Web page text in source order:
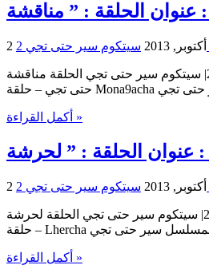
2 أكتوبر, 2013
سيتكوم سير حتى تجي | الحلقة مناقشة للمسلسل سير حتى تجي 2| سيتكوم سير حتى تجي الحلقة مناقشة Sitcom Sir Hta Tji | Sitcom Sir Hta Tji : Mona9acha | : Mona9acha Sir Hta Tji حلقات السيتكوم سير
أكمل القراءة »
2 أكتوبر, 2013
سيتكوم سير حتى تجي | الحلقة لحرشة للمسلسل سير حتى تجي 2| سيتكوم سير حتى تجي الحلقة لحرشة Sitcom Sir Hta Tji | Sitcom Sir Hta Tji : Lhercha | : Lhercha Sir Hta Tji حلقات السيتكوم سير حتى تجي
أكمل القراءة »